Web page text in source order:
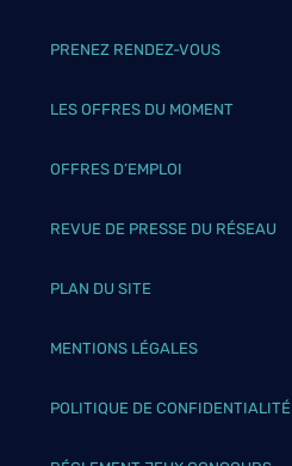
PRENEZ RENDEZ-VOUS
LES OFFRES DU MOMENT
OFFRES D’EMPLOI
REVUE DE PRESSE DU RÉSEAU
PLAN DU SITE
MENTIONS LÉGALES
POLITIQUE DE CONFIDENTIALITÉ